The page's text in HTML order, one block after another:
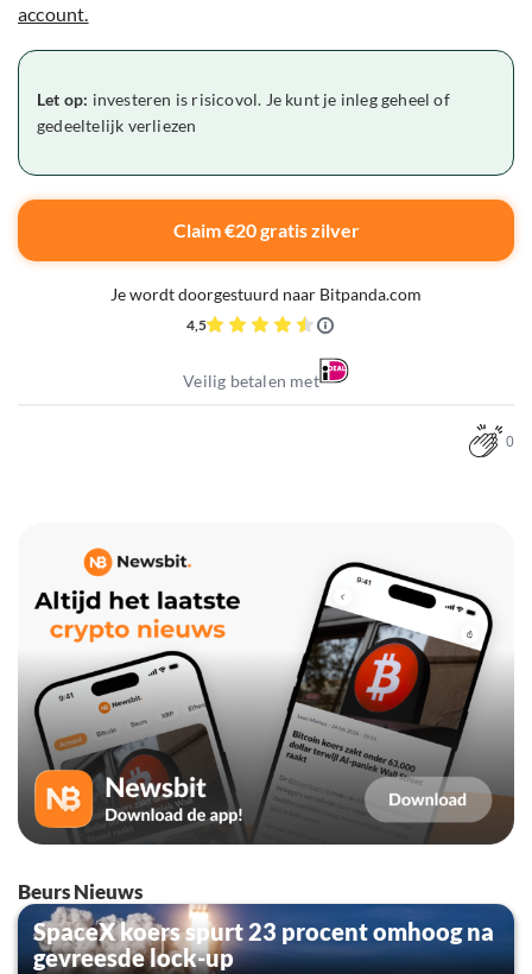
account.
Let op: investeren is risicovol. Je kunt je inleg geheel of
gedeeltelijk verliezen
Claim €20 gratis zilver
Je wordt doorgestuurd naar Bitpanda.com
4,5
Veilig betalen met
0
Beurs Nieuws
SpaceX koers spurt 23 procent omhoog na
gevreesde lock-up